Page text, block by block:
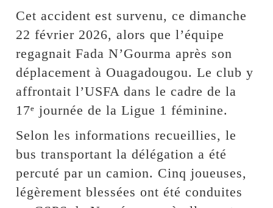
Cet accident est survenu, ce dimanche
22 février 2026, alors que l’équipe
regagnait Fada N’Gourma après son
déplacement à Ouagadougou. Le club y
affrontait l’USFA dans le cadre de la
17ᵉ journée de la Ligue 1 féminine.
Selon les informations recueillies, le
bus transportant la délégation a été
percuté par un camion. Cinq joueuses,
légèrement blessées ont été conduites